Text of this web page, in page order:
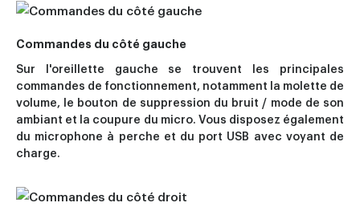
Commandes du côté gauche
Sur l'oreillette gauche se trouvent les principales
commandes de fonctionnement, notamment la molette de
volume, le bouton de suppression du bruit / mode de son
ambiant et la coupure du micro. Vous disposez également
du microphone à perche et du port USB avec voyant de
charge.